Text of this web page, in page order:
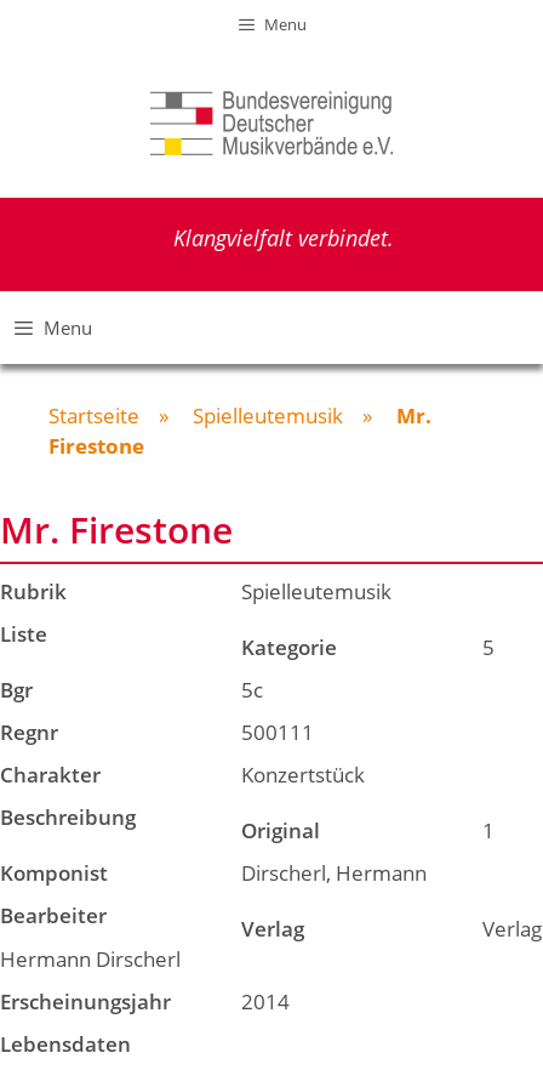
Menu
Klangvielfalt verbindet.
Menu
Startseite » Spielleutemusik » Mr.
Firestone
Mr. Firestone
Rubrik
Spielleutemusik
Liste
Kategorie
5
Bgr
5c
Regnr
500111
Charakter
Konzertstück
Beschreibung
Original
1
Komponist
Dirscherl, Hermann
Bearbeiter
Verlag
Verlag
Hermann Dirscherl
Erscheinungsjahr
2014
Lebensdaten